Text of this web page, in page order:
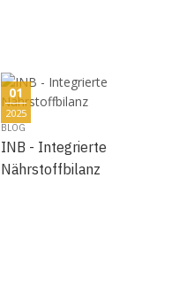
01
2025
BLOG
INB - Integrierte
Nährstoffbilanz